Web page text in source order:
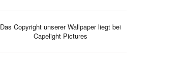
Das Copyright unserer Wallpaper liegt bei
Capelight Pictures